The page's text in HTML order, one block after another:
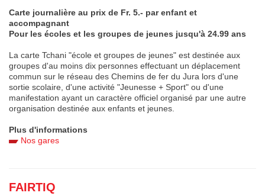
Carte journalière au prix de Fr. 5.- par enfant et
accompagnant
Pour les écoles et les groupes de jeunes jusqu'à 24.99 ans
La carte Tchani "école et groupes de jeunes" est destinée aux
groupes d'au moins dix personnes effectuant un déplacement
commun sur le réseau des Chemins de fer du Jura lors d'une
sortie scolaire, d'une activité "Jeunesse + Sport" ou d'une
manifestation ayant un caractère officiel organisé par une autre
organisation destinée aux enfants et jeunes.
Plus d'informations
Nos gares
FAIRTIQ